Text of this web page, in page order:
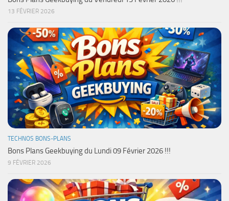
13 FÉVRIER 2026
TECHNOS BONS-PLANS
Bons Plans Geekbuying du Lundi 09 Février 2026 !!!
9 FÉVRIER 2026